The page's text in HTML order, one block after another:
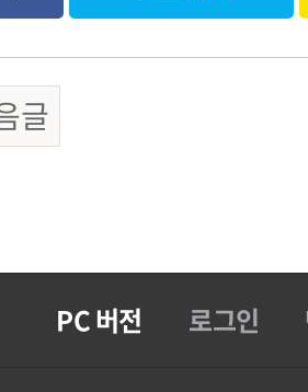
글
PC 버전 로그인